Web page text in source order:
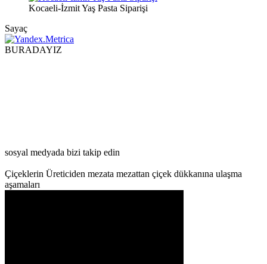
Kocaeli-İzmit Yaş Pasta Siparişi
Sayaç
BURADAYIZ
sosyal medyada bizi takip edin
Çiçeklerin Üreticiden mezata mezattan çiçek dükkanına ulaşma
aşamaları